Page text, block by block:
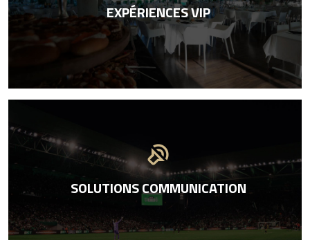
EXPÉRIENCES VIP
sound_detection_loud_sound
SOLUTIONS COMMUNICATION